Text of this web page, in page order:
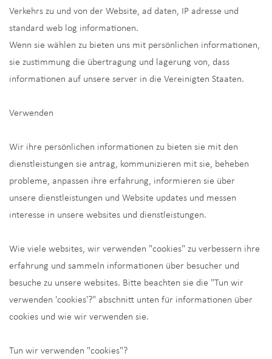
Verkehrs zu und von der Website, ad daten, IP adresse und
standard web log informationen.
Wenn sie wählen zu bieten uns mit persönlichen informationen,
sie zustimmung die übertragung und lagerung von, dass
informationen auf unsere server in die Vereinigten Staaten.
Verwenden
Wir ihre persönlichen informationen zu bieten sie mit den
dienstleistungen sie antrag, kommunizieren mit sie, beheben
probleme, anpassen ihre erfahrung, informieren sie über
unsere dienstleistungen und Website updates und messen
interesse in unsere websites und dienstleistungen.
Wie viele websites, wir verwenden "cookies" zu verbessern ihre
erfahrung und sammeln informationen über besucher und
besuche zu unsere websites. Bitte beachten sie die "Tun wir
verwenden 'cookies'?" abschnitt unten für informationen über
cookies und wie wir verwenden sie.
Tun wir verwenden "cookies"?